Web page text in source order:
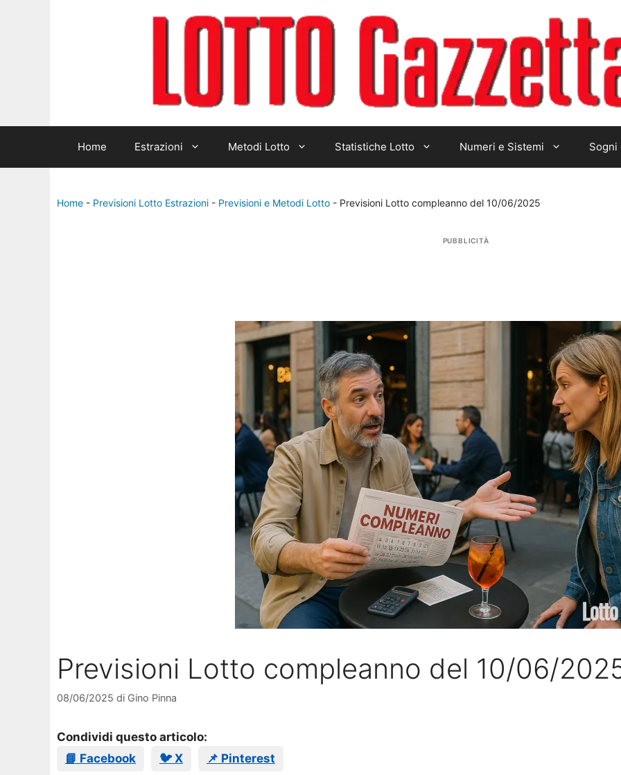
Home Estrazioni Metodi Lotto Statistiche Lotto Numeri e Sistemi Sogni
Home - Previsioni Lotto Estrazioni - Previsioni e Metodi Lotto - Previsioni Lotto compleanno del 10/06/2025
PUBBLICITÀ
Previsioni Lotto compleanno del 10/06/
08/06/2025 di Gino Pinna
Condividi questo articolo:
📘 Facebook
🐦 X 📌 Pinterest